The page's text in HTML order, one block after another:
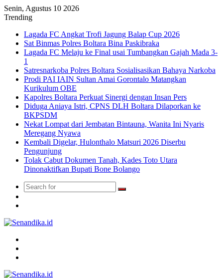
Senin, Agustus 10 2026
Trending
Lagada FC Angkat Trofi Jagung Balap Cup 2026
Sat Binmas Polres Boltara Bina Paskibraka
Lagada FC Melaju ke Final usai Tumbangkan Gajah Mada 3-
1
Satresnarkoba Polres Boltara Sosialisasikan Bahaya Narkoba
Prodi PAI IAIN Sultan Amai Gorontalo Matangkan
Kurikulum OBE
Kapolres Boltara Perkuat Sinergi dengan Insan Pers
Diduga Aniaya Istri, CPNS DLH Boltara Dilaporkan ke
BKPSDM
Nekat Lompat dari Jembatan Bintauna, Wanita Ini Nyaris
Meregang Nyawa
Kembali Digelar, Hulonthalo Matsuri 2026 Diserbu
Pengunjung
Tolak Cabut Dokumen Tanah, Kades Toto Utara
Dinonaktifkan Bupati Bone Bolango
Search